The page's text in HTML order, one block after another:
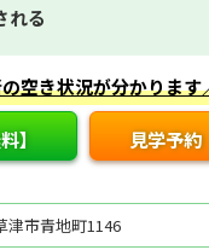
れる
空き状況が分かります
】 見学予約
津市青地町1146